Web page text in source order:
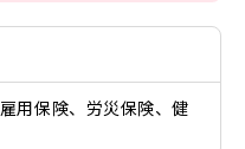
用保険、労災保険、健